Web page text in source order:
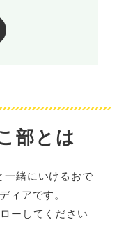
部とは
一緒にいけるおで
ィアです。
ーしてください